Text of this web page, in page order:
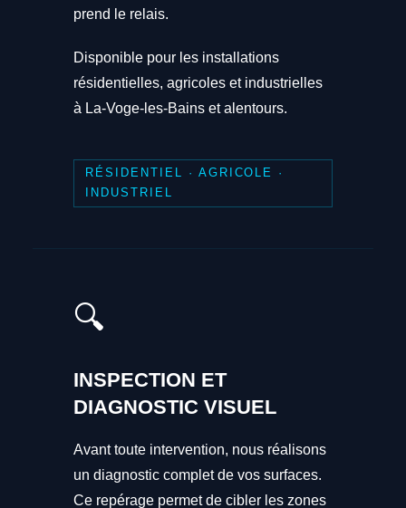
prend le relais.
Disponible pour les installations
résidentielles, agricoles et industrielles
à La-Voge-les-Bains et alentours.
RÉSIDENTIEL · AGRICOLE ·
INDUSTRIEL
🔍
INSPECTION ET
DIAGNOSTIC VISUEL
Avant toute intervention, nous réalisons
un diagnostic complet de vos surfaces.
Ce repérage permet de cibler les zones